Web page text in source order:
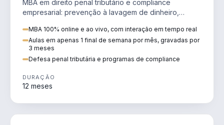
MBA em direito penal tributário e compliance
empresarial: prevenção à lavagem de dinheiro,
MBA 100% online e ao vivo, com interação em tempo real
Aulas em apenas 1 final de semana por mês, gravadas por
3 meses
Defesa penal tributária e programas de compliance
DURAÇÃO
12 meses